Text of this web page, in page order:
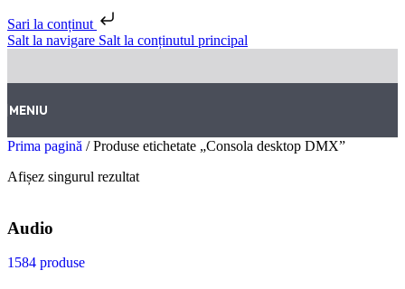
Sari la conținut
Salt la navigare Salt la conținutul principal
MENIU
Prima pagină / Produse etichetate „Consola desktop DMX”
Afișez singurul rezultat
Audio
1584 produse